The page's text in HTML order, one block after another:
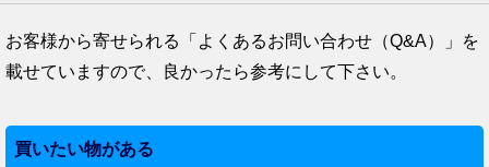
お客様から寄せられる「よくあるお問い合わせ（Q&A）」を
載せていますので、良かったら参考にして下さい。
買いたい物がある